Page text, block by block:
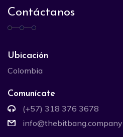
Contáctanos
Ubicación
Colombia
Comunícate
(+57) 318 376 3678
info@thebitbang.company